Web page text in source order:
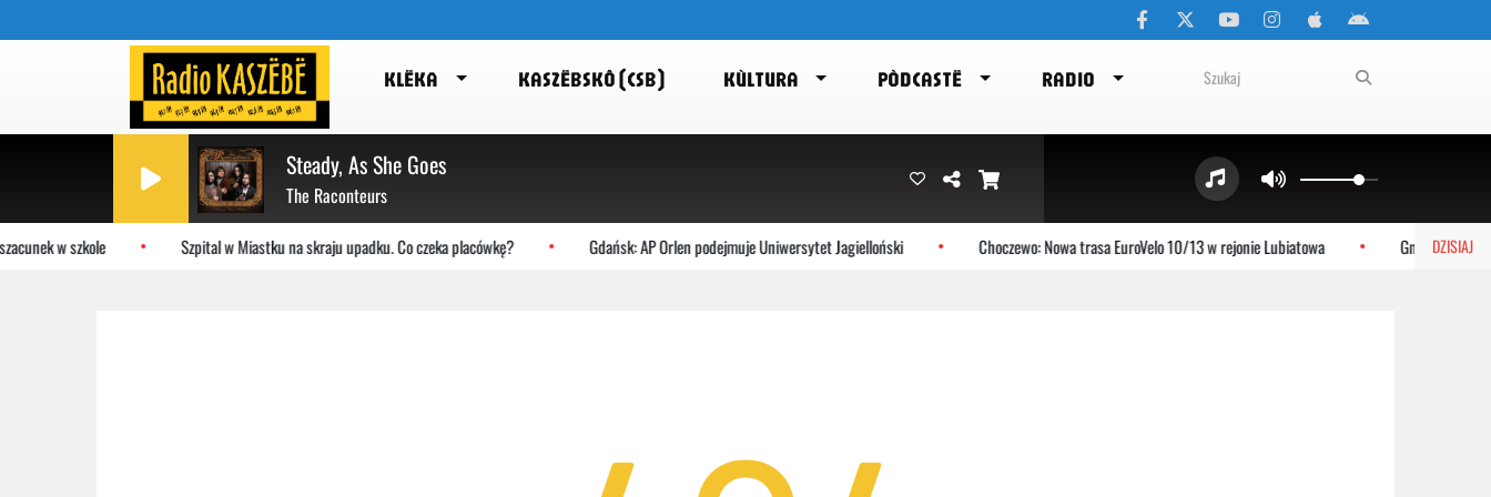
KLËKA KASZËBSKÔ (CSB) KÙLTURA PÒDCASTË RADIO
Steady, As She Goes
The Raconteurs
DZISIAJ
w szkole Szpital w Miastku na skraju upadku. Co czeka placówkę? Gdańsk: AP Orlen podejmuje Uniwersytet Jagielloński Choczewo: Nowa trasa EuroVelo 10/13 w rejonie Lubiatowa Gniewino: